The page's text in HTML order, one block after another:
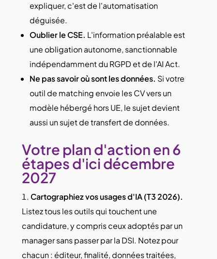
expliquer, c'est de l'automatisation
déguisée.
Oublier le CSE. L'information préalable est
une obligation autonome, sanctionnable
indépendamment du RGPD et de l'AI Act.
Ne pas savoir où sont les données. Si votre
outil de matching envoie les CV vers un
modèle hébergé hors UE, le sujet devient
aussi un sujet de transfert de données.
Votre plan d'action en 6
étapes d'ici décembre
2027
Cartographiez vos usages d'IA (T3 2026).
Listez tous les outils qui touchent une
candidature, y compris ceux adoptés par un
manager sans passer par la DSI. Notez pour
chacun : éditeur, finalité, données traitées,